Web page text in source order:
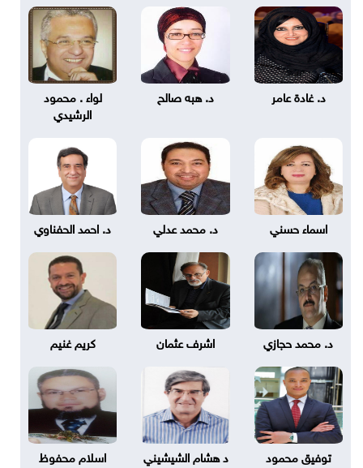
د. غادة عامر د. هبه صالح
لواء . محمود
الرشيدي
اسماء حسني د. محمد عدلي د. احمد الحفناوي
د. محمد حجازي اشرف عثمان كريم غنيم
توفيق محمود د هشام الشيشيني اسلام محفوظ